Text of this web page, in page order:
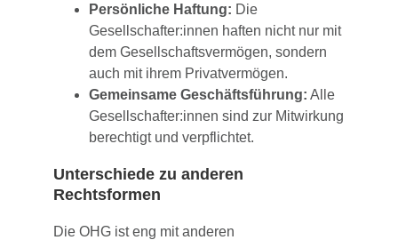
Persönliche Haftung: Die
Gesellschafter:innen haften nicht nur mit
dem Gesellschaftsvermögen, sondern
auch mit ihrem Privatvermögen.
Gemeinsame Geschäftsführung: Alle
Gesellschafter:innen sind zur Mitwirkung
berechtigt und verpflichtet.
Unterschiede zu anderen
Rechtsformen
Die OHG ist eng mit anderen